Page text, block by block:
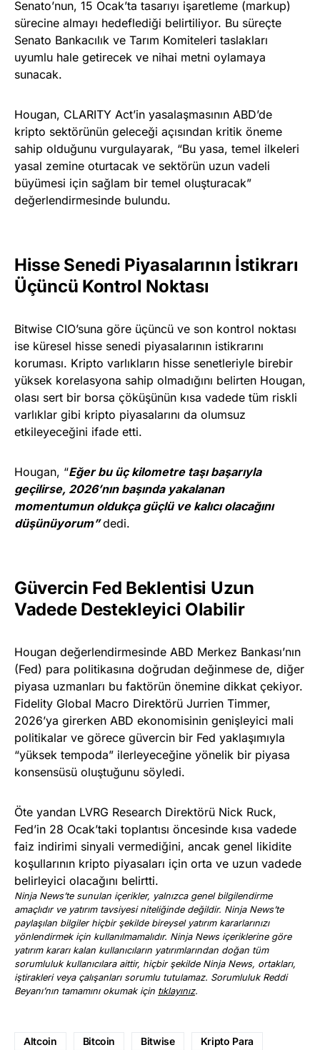
Senato’nun, 15 Ocak’ta tasarıyı işaretleme (markup)
sürecine almayı hedeflediği belirtiliyor. Bu süreçte
Senato Bankacılık ve Tarım Komiteleri taslakları
uyumlu hale getirecek ve nihai metni oylamaya
sunacak.
Hougan, CLARITY Act’in yasalaşmasının ABD’de
kripto sektörünün geleceği açısından kritik öneme
sahip olduğunu vurgulayarak, “Bu yasa, temel ilkeleri
yasal zemine oturtacak ve sektörün uzun vadeli
büyümesi için sağlam bir temel oluşturacak”
değerlendirmesinde bulundu.
Hisse Senedi Piyasalarının İstikrarı
Üçüncü Kontrol Noktası
Bitwise CIO’suna göre üçüncü ve son kontrol noktası
ise küresel hisse senedi piyasalarının istikrarını
koruması. Kripto varlıkların hisse senetleriyle birebir
yüksek korelasyona sahip olmadığını belirten Hougan,
olası sert bir borsa çöküşünün kısa vadede tüm riskli
varlıklar gibi kripto piyasalarını da olumsuz
etkileyeceğini ifade etti.
Hougan, “Eğer bu üç kilometre taşı başarıyla
geçilirse, 2026’nın başında yakalanan
momentumun oldukça güçlü ve kalıcı olacağını
düşünüyorum”dedi.
Güvercin Fed Beklentisi Uzun
Vadede Destekleyici Olabilir
Hougan değerlendirmesinde ABD Merkez Bankası’nın
(Fed) para politikasına doğrudan değinmese de, diğer
piyasa uzmanları bu faktörün önemine dikkat çekiyor.
Fidelity Global Macro Direktörü Jurrien Timmer,
2026’ya girerken ABD ekonomisinin genişleyici mali
politikalar ve görece güvercin bir Fed yaklaşımıyla
“yüksek tempoda” ilerleyeceğine yönelik bir piyasa
konsensüsü oluştuğunu söyledi.
Öte yandan LVRG Research Direktörü Nick Ruck,
Fed’in 28 Ocak’taki toplantısı öncesinde kısa vadede
faiz indirimi sinyali vermediğini, ancak genel likidite
koşullarının kripto piyasaları için orta ve uzun vadede
belirleyici olacağını belirtti.
Ninja News’te sunulan içerikler, yalnızca genel bilgilendirme
amaçlıdır ve yatırım tavsiyesi niteliğinde değildir. Ninja News’te
paylaşılan bilgiler hiçbir şekilde bireysel yatırım kararlarınızı
yönlendirmek için kullanılmamalıdır. Ninja News içeriklerine göre
yatırım kararı kalan kullanıcıların yatırımlarından doğan tüm
sorumluluk kullanıcılara aittir, hiçbir şekilde Ninja News, ortakları,
iştirakleri veya çalışanları sorumlu tutulamaz. Sorumluluk Reddi
Beyanı’nın tamamını okumak için tıklayınız.
Altcoin Bitcoin Bitwise Kripto Para